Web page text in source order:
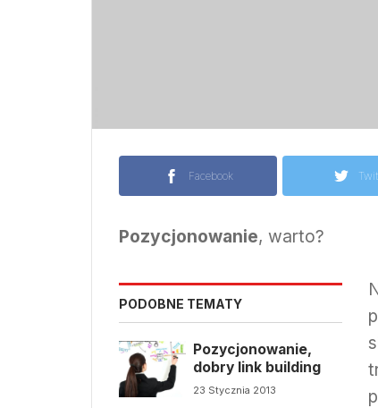
Facebook
Pozycjonowanie, warto?
PODOBNE TEMATY
Pozycjonowanie,
dobry link building
23 Stycznia 2013